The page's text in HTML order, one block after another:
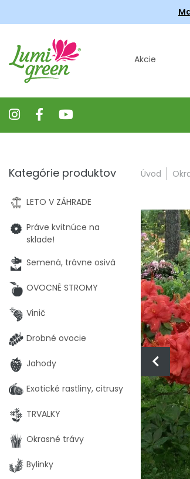
Akcie
Úvod
Kategórie produktov
LETO V ZÁHRADE
Práve kvitnúce na
sklade!
Semená, trávne osivá
OVOCNÉ STROMY
Vinič
Drobné ovocie
Jahody
Exotické rastliny, citrusy
TRVALKY
Okrasné trávy
Bylinky